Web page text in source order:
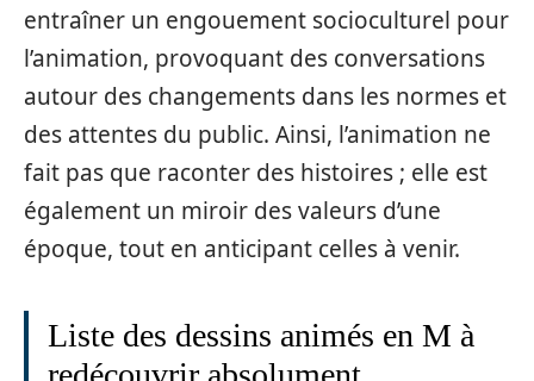
entraîner un engouement socioculturel pour
l’animation, provoquant des conversations
autour des changements dans les normes et
des attentes du public. Ainsi, l’animation ne
fait pas que raconter des histoires ; elle est
également un miroir des valeurs d’une
époque, tout en anticipant celles à venir.
Liste des dessins animés en M à